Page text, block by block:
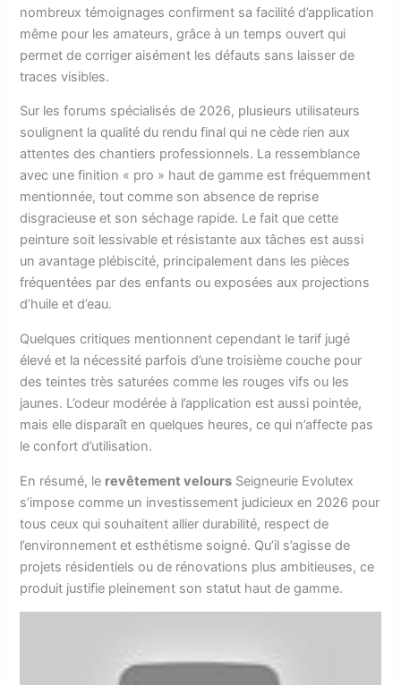
nombreux témoignages confirment sa facilité d’application
même pour les amateurs, grâce à un temps ouvert qui
permet de corriger aisément les défauts sans laisser de
traces visibles.
Sur les forums spécialisés de 2026, plusieurs utilisateurs
soulignent la qualité du rendu final qui ne cède rien aux
attentes des chantiers professionnels. La ressemblance
avec une finition « pro » haut de gamme est fréquemment
mentionnée, tout comme son absence de reprise
disgracieuse et son séchage rapide. Le fait que cette
peinture soit lessivable et résistante aux tâches est aussi
un avantage plébiscité, principalement dans les pièces
fréquentées par des enfants ou exposées aux projections
d’huile et d’eau.
Quelques critiques mentionnent cependant le tarif jugé
élevé et la nécessité parfois d’une troisième couche pour
des teintes très saturées comme les rouges vifs ou les
jaunes. L’odeur modérée à l’application est aussi pointée,
mais elle disparaît en quelques heures, ce qui n’affecte pas
le confort d’utilisation.
En résumé, le revêtement velours Seigneurie Evolutex
s’impose comme un investissement judicieux en 2026 pour
tous ceux qui souhaitent allier durabilité, respect de
l’environnement et esthétisme soigné. Qu’il s’agisse de
projets résidentiels ou de rénovations plus ambitieuses, ce
produit justifie pleinement son statut haut de gamme.